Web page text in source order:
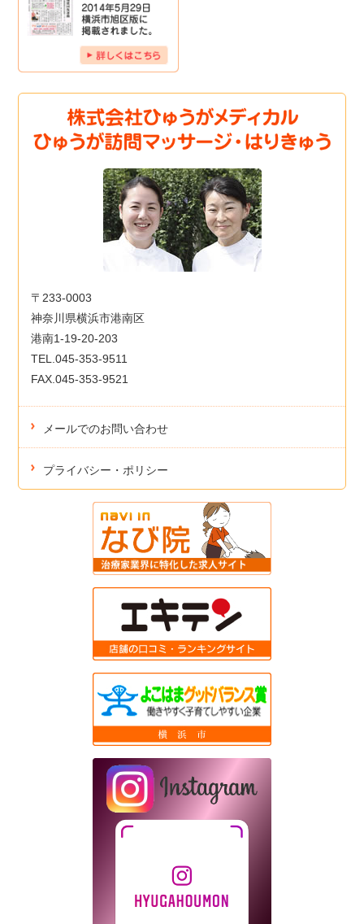
〒233-0003
神奈川県横浜市港南区
港南1-19-20-203
TEL.045-353-9511
FAX.045-353-9521
メールでのお問い合わせ
プライバシー・ポリシー